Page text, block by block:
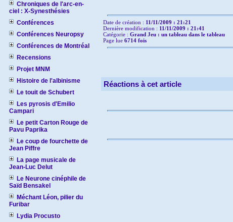
Chroniques de l'arc-en-
ciel : X-Synesthésies
Conférences
Conférences Neuropsy
Conférences de Montréal
Recensions
Projet MNM
Histoire de l'albinisme
Le touit de Schubert
Les pyrosis d'Emilio
Campari
Le petit Carton Rouge de
Pavu Paprika
Le coup de fourchette de
Jean Piffre
La page musicale de
Jean-Luc Delut
Le Neurone cinéphile de
Saïd Bensakel
Méchant Léon, pilier du
Furibar
Lydia Procusto
Date de création : 11/11/2009 : 21:21
Dernière modification : 11/11/2009 : 21:41
Catégorie : Grand Jeu : un tableau dans le tableau
Page lue 6714 fois
Réactions à cet article